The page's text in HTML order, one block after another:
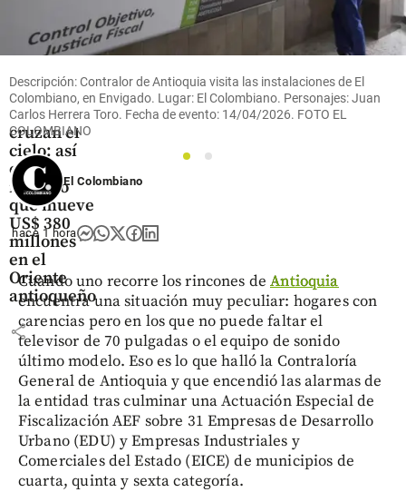
Oriente
Antioqueño
Flores que
cruzan el
cielo: así
es el
negocio
que mueve
US$ 380
millones
en el
Oriente
antioqueño
share
Descripción: Contralor de Antioquia visita las instalaciones de El
Colombiano, en Envigado. Lugar: El Colombiano. Personajes: Juan
Carlos Herrera Toro. Fecha de evento: 14/04/2026. FOTO EL
COLOMBIANO
1
2
El Colombiano
hace 1 hora
Cuando uno recorre los rincones deAntioquia
encuentra una situación muy peculiar: hogares con
carencias pero en los que no puede faltar el
televisor de 70 pulgadas o el equipo de sonido
último modelo. Eso es lo que halló la Contraloría
General de Antioquia y que encendió las alarmas de
la entidad tras culminar una Actuación Especial de
Fiscalización AEF sobre 31 Empresas de Desarrollo
Urbano (EDU) y Empresas Industriales y
Comerciales del Estado (EICE) de municipios de
cuarta, quinta y sexta categoría.